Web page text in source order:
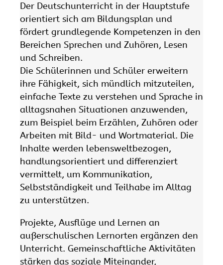
Der Deutschunterricht in der Hauptstufe
orientiert sich am Bildungsplan und
fördert grundlegende Kompetenzen in den
Bereichen Sprechen und Zuhören, Lesen
und Schreiben.
Die Schülerinnen und Schüler erweitern
ihre Fähigkeit, sich mündlich mitzuteilen,
einfache Texte zu verstehen und Sprache in
alltagsnahen Situationen anzuwenden,
zum Beispiel beim Erzählen, Zuhören oder
Arbeiten mit Bild- und Wortmaterial. Die
Inhalte werden lebensweltbezogen,
handlungsorientiert und differenziert
vermittelt, um Kommunikation,
Selbstständigkeit und Teilhabe im Alltag
zu unterstützen.
Projekte, Ausflüge und Lernen an
außerschulischen Lernorten ergänzen den
Unterricht. Gemeinschaftliche Aktivitäten
stärken das soziale Miteinander,